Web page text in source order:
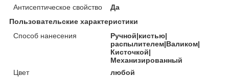
Антисептическое свойство
Да
Пользовательские характеристики
Способ нанесения
Ручной|кистью|
распылителем|Валиком|
Кисточкой|
Механизированный
Цвет
любой